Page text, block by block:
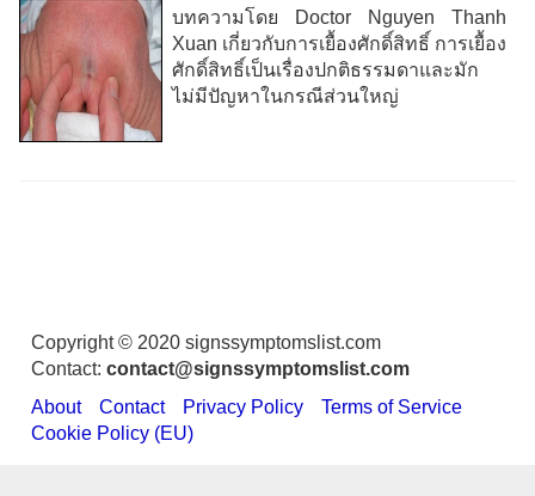
บทความโดย Doctor Nguyen Thanh
Xuan เกี่ยวกับการเยื้องศักดิ์สิทธิ์ การเยื้อง
ศักดิ์สิทธิ์เป็นเรื่องปกติธรรมดาและมัก
ไม่มีปัญหาในกรณีส่วนใหญ่
Copyright © 2020 signssymptomslist.com
Contact: contact@signssymptomslist.com
About
Contact Privacy Policy
Terms of Service
Cookie Policy (EU)